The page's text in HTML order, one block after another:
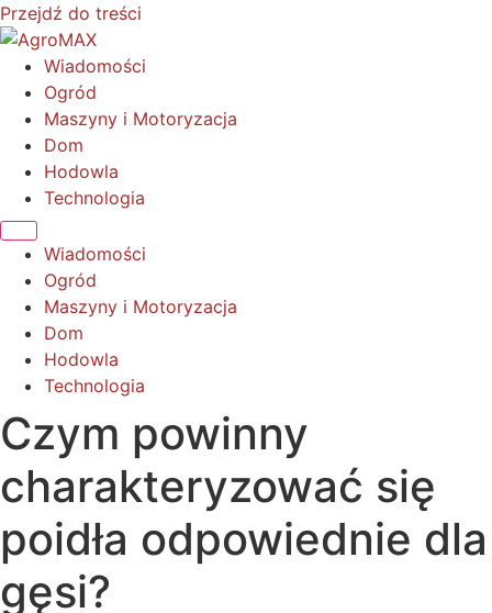
Przejdź do treści
Wiadomości
Ogród
Maszyny i Motoryzacja
Dom
Hodowla
Technologia
Wiadomości
Ogród
Maszyny i Motoryzacja
Dom
Hodowla
Technologia
Czym powinny
charakteryzować się
poidła odpowiednie dla
gęsi?